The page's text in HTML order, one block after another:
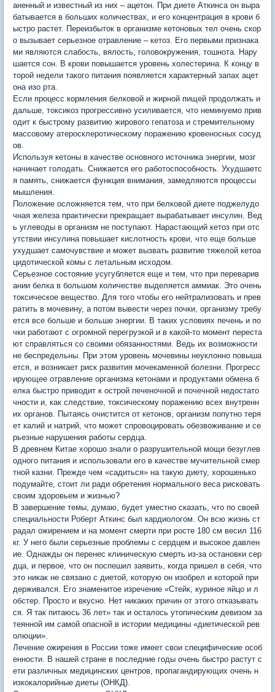
аненный и известный из них – ацетон. При диете Аткинса он выра
батывается в больших количествах, и его концентрация в крови б
ыстро растет. Переизбыток в организме кетоновых тел очень скор
о вызывает серьезное отравление – кетоз. Его первыми признака
ми являются слабость, вялость, головокружения, тошнота. Нару
шается сон. В крови повышается уровень холестерина. К концу в
торой недели такого питания появляется характерный запах ацет
она изо рта.
Если процесс кормления белковой и жирной пищей продолжать и
дальше, токсикоз прогрессивно усиливается, что неминуемо прив
одит к быстрому развитию жирового гепатоза и стремительному
массовому атеросклеротическому поражению кровеносных сосуд
ов.
Используя кетоны в качестве основного источника энергии, мозг
начинает голодать. Снижается его работоспособность. Ухудшаетс
я память, снижается функция внимания, замедляются процессы
мышления.
Положение осложняется тем, что при белковой диете поджелудо
чная железа практически прекращает вырабатывает инсулин. Вед
ь углеводы в организм не поступают. Нарастающий кетоз при отс
утствии инсулина повышает кислотность крови, что еще больше
ухудшает самочувствие и может вызвать развитие тяжелой кетоа
цидотической комы с летальным исходом.
Серьезное состояние усугубляется еще и тем, что при переварив
ании белка в большом количестве выделяется аммиак. Это очень
токсическое вещество. Для того чтобы его нейтрализовать и прев
ратить в мочевину, а потом вывести через почки, организму требу
ется все больше и больше энергии. В таких условиях печень и по
чки работают с огромной перегрузкой и в какой-то момент переста
ют справляться со своими обязанностями. Ведь их возможности
не беспредельны. При этом уровень мочевины неуклонно повыша
ется, и возникает риск развития мочекаменной болезни. Прогресс
ирующее отравление организма кетонами и продуктами обмена б
елка быстро приводит к острой печеночной и почечной недостато
чности и, как следствие, токсическому поражению всех внутренн
их органов. Пытаясь очистится от кетонов, организм попутно теря
ет калий и натрий, что может спровоцировать обезвоживание и се
рьезные нарушения работы сердца.
В древнем Китае хорошо знали о разрушительной мощи безуглев
одного питания и использовали его в качестве мучительной смер
тной казни. Прежде чем «садиться» на такую диету, хорошенько
подумайте, стоит ли ради обретения нормального веса рисковать
своим здоровьем и жизнью?
В завершение темы, думаю, будет уместно сказать, что по своей
специальности Роберт Аткинс был кардиологом. Он всю жизнь ст
радал ожирением и на момент смерти при росте 180 см весил 116
кг. У него были серьезные проблемы с сердцем и высокое давлен
ие. Однажды он перенес клиническую смерть из-за остановки сер
дца, и первое, что он поспешил заявить, когда пришел в себя, что
это никак не связано с диетой, которую он изобрел и которой при
держивался. Его знаменитое изречение «Стейк, куриное яйцо и л
обстер. Просто и вкусно. Нет никаких причин от этого отказывать
ся. Я так питаюсь 36 лет» так и осталось утопическим девизом за
теянной им самой опасной в истории медицины «диетической рев
олюции».
Лечение ожирения в России тоже имеет свои специфические особ
енности. В нашей стране в последние годы очень быстро растут с
ети различных медицинских центров, пропагандирующих очень н
изкокалорийные диеты (ОНКД).